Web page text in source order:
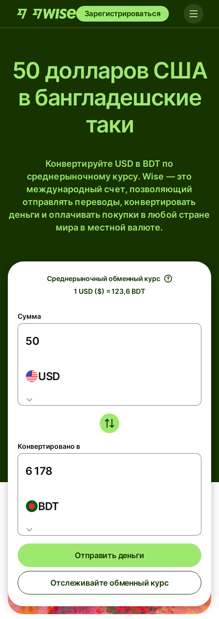
Зарегистрироваться
50 долларов США
в бангладешские
таки
Конвертируйте USD в BDT по
среднерыночному курсу. Wise — это
международный счет, позволяющий
отправлять переводы, конвертировать
деньги и оплачивать покупки в любой стране
мира в местной валюте.
Среднерыночный обменный курс
1 USD ($) = 123,6 BDT
Сумма
USD
Конвертировано в
BDT
Отправить деньги
Отслеживайте обменный курс